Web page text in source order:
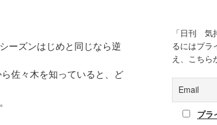
ーズンはじめと同じなら逆
佐々木を知っていると、ど
「日刊 気
るにはプラ
え、こちら
プラ